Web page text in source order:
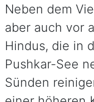
Neben dem
aber auch vor
Hindus, die in
Pushkar-See
Sünden